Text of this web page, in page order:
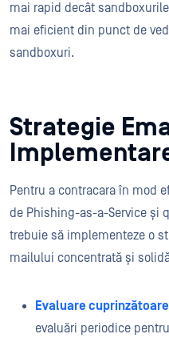
mai rapid decât
mai eficient din punct de
sandboxuri.
Strategie
Pentru a contracara în mod
de Phishing-as-a-Service
trebuie să implementeze o
mailului concentrată și
Evaluare
evaluări periodice